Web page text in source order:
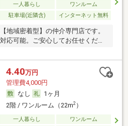
一人暮らし
ワンルーム
駐車場(近隣含) インターネット無料
地域密着型】の仲介専門店です。
応可能。ご安心してお任せくださ
4.40万円
管理費4,000円
なし
1ヶ月
2階 / ワンルーム（22m2）
一人暮らし ワンルーム